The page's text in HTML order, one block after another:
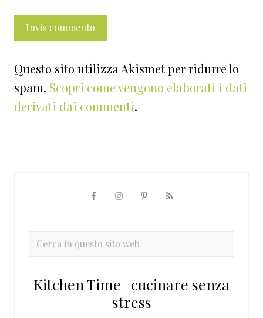
Questo sito utilizza Akismet per ridurre lo
spam. Scopri come vengono elaborati i dati
derivati dai commenti.
primaria
Cerca
sito
Kitchen Time | cucinare senza
stress